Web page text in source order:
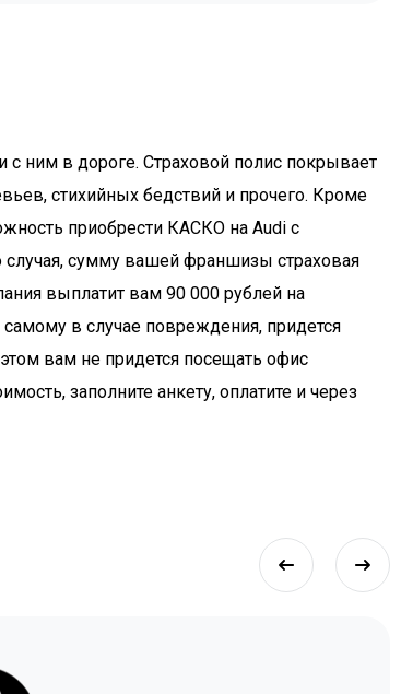
с ним в дороге. Страховой полис покрывает
стихийных бедствий и прочего. Кроме
приобрести КАСКО на Audi с
случая, сумму вашей франшизы страховая
выплатит вам 90 000 рублей на
в случае повреждения, придется
вам не придется посещать офис
заполните анкету, оплатите и через